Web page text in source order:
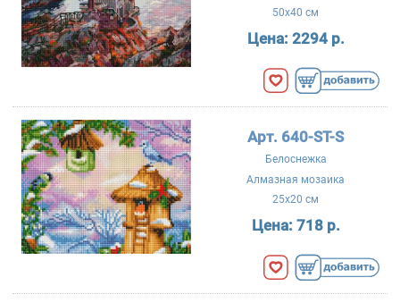
50x40 см
Цена: 2294 р.
Арт. 640-ST-S
Белоснежка
Алмазная мозаика
25x20 см
Цена: 718 р.